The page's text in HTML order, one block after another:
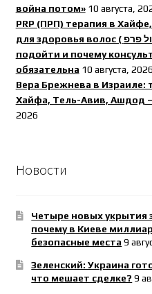
война потом» 10 августа,
PRP (ПРП) терапия в
для здоровья волос ( טיפול פרפ ): кому она может
подойти и почему
обязательна 10 августа, 2026
Вера Брежнева в Израиле:
Хайфа, Тель-Авив, Ашдод
2026
Новости
Четыре новых укрытия
почему в Киеве
безопасные места 9
Зеленский: Украина
что мешает сделке? 9